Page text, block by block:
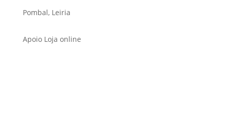
Pombal, Leiria
Apoio Loja online